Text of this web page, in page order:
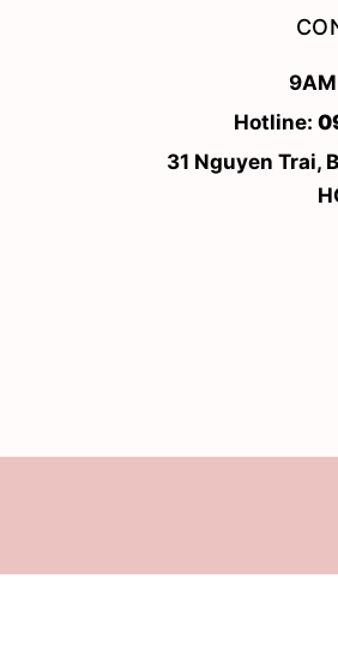
Hotline:
31 Nguyen Trai,